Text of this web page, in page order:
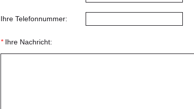
Ihre Telefonnummer:
*Ihre Nachricht: